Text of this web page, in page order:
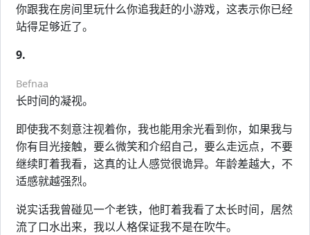
你跟我在房间里玩什么你追我赶的小游戏，这表示你已经
站得足够近了。
9.
Befnaa
长时间的凝视。
即使我不刻意注视着你，我也能用余光看到你，如果我与
你有目光接触，要么微笑和介绍自己，要么走远点，不要
继续盯着我看，这真的让人感觉很诡异。年龄差越大，不
适感就越强烈。
说实话我曾碰见一个老铁，他盯着我看了太长时间，居然
流了口水出来，我以人格保证我不是在吹牛。